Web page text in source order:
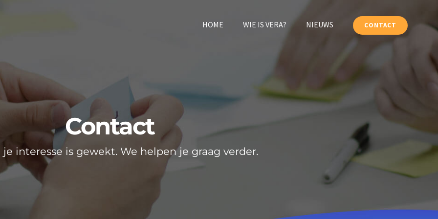
HOME WIE IS VERA? NIEUWS CONTACT
Contact
je interesse is gewekt. We helpen je graag verder.